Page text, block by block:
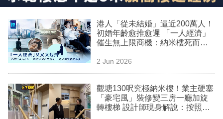
財
商
業
科
技
職
場
港人「從未結婚」逼近200萬人！
初婚年齡愈推愈遲 「一人經濟」
催生無上限商機：納米樓死而反
2 Jun 2026
觀塘130呎究極納米樓！業主硬塞
「豪宅風」裝修變三房一廳加旋
轉樓梯 設計師現身解說：按照上